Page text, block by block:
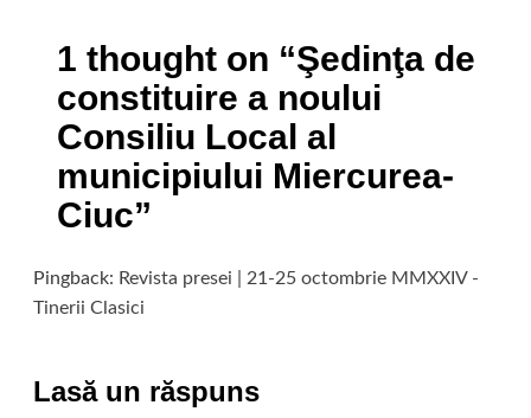
1 thought on “Şedinţa de
constituire a noului
Consiliu Local al
municipiului Miercurea-
Ciuc”
Pingback: Revista presei | 21-25 octombrie MMXXIV -
Tinerii Clasici
Lasă un răspuns